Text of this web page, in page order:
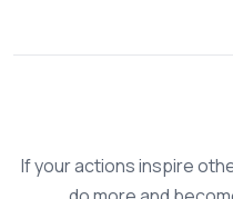
If your actions inspire